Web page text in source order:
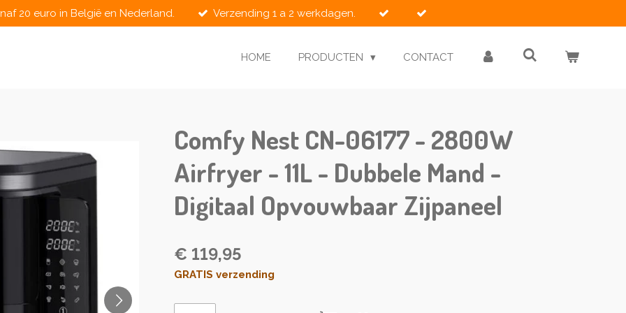
20 euro in België en Nederland. Verzending 1 a 2 werkdagen.
HOME PRODUCTEN CONTACT
Comfy Nest CN-06177 - 2800W
Airfryer - 11L - Dubbele Mand -
Digitaal Opvouwbaar Zijpaneel
€ 119,95
GRATIS verzending